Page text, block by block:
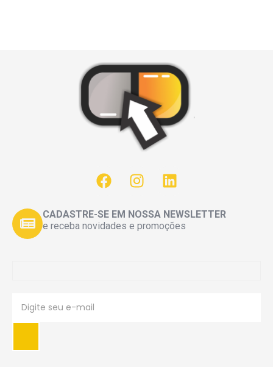
CADASTRE-SE EM NOSSA NEWSLETTER
e receba novidades e promoções